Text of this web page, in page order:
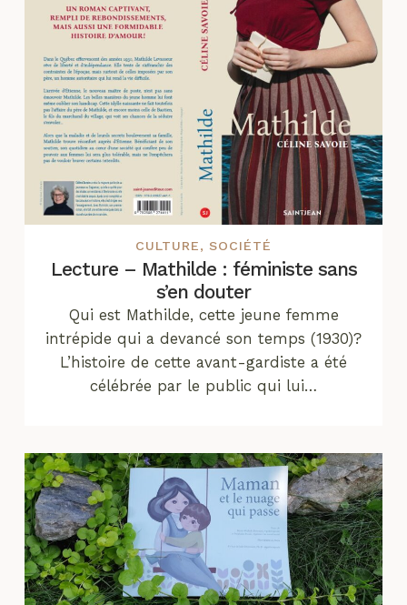
CULTURE, SOCIÉTÉ
Lecture – Mathilde : féministe sans
s’en douter
Qui est Mathilde, cette jeune femme
intrépide qui a devancé son temps (1930)?
L’histoire de cette avant-gardiste a été
célébrée par le public qui lui…